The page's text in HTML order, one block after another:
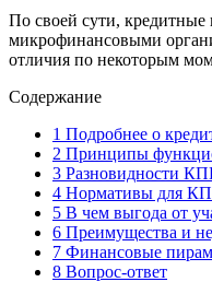
По своей сути, кредитные
микрофинансовыми
отличия по некоторым
Содержание
1 Подробнее о
2 Принципы
3 Разновидности
4 Нормативы для
5 В чем выгода от
6 Преимущества и
7 Финансовые
8 Вопрос-ответ